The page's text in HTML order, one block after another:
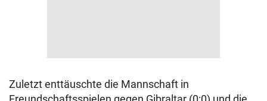
Zuletzt enttäuschte die Mannschaft in